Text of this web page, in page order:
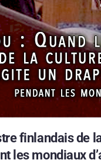
finlandais de
les mondiaux